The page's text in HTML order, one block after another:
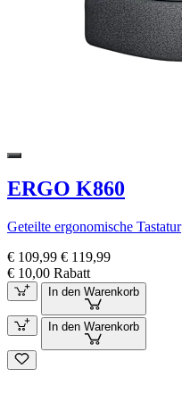
ERGO K860
Geteilte ergonomische Tastatur
€ 109,99 € 119,99
€ 10,00 Rabatt
In den Warenkorb
In den Warenkorb